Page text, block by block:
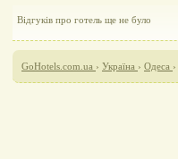
Відгуків про готель ще не було
GoHotels.com.ua › Україна › Одеса ›